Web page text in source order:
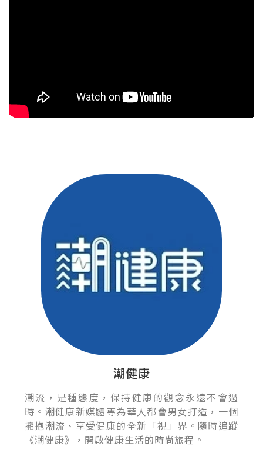
潮健康
潮流，是種態度，保持健康的觀念永遠不會過
時。潮健康新媒體專為華人都會男女打造，一個
擁抱潮流、享受健康的全新「視」界。隨時追蹤
《潮健康》，開啟健康生活的時尚旅程。